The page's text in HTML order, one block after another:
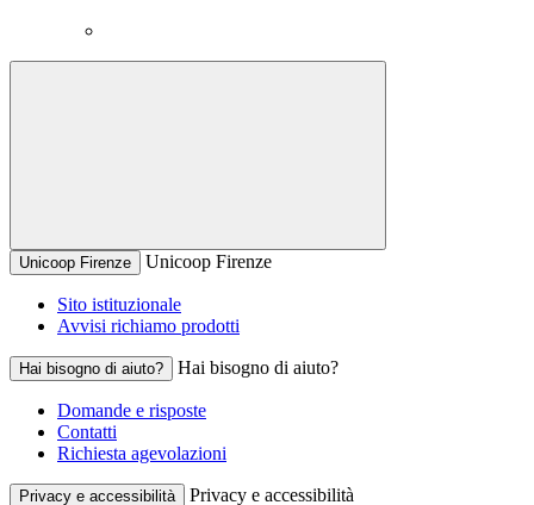
Unicoop Firenze Unicoop Firenze
Sito istituzionale
Avvisi richiamo prodotti
Hai bisogno di aiuto? Hai bisogno di aiuto?
Domande e risposte
Contatti
Richiesta agevolazioni
Privacy e accessibilità Privacy e accessibilità